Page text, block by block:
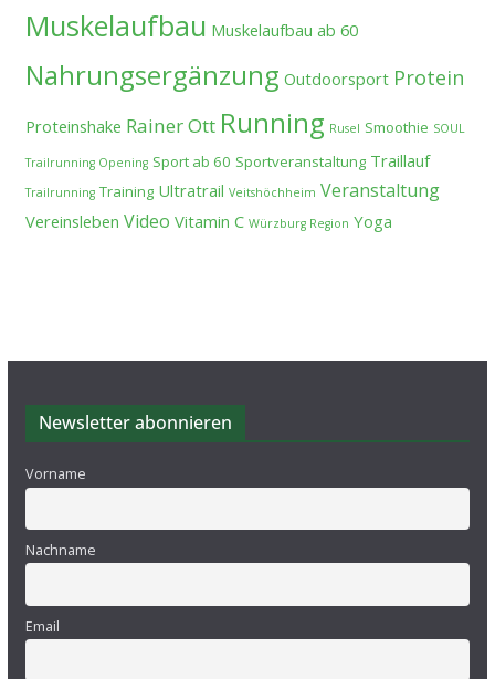
Muskelaufbau Muskelaufbau ab 60
Nahrungsergänzung Outdoorsport Protein
Proteinshake Rainer Ott Running Rusel Smoothie SOUL
Trailrunning Opening Sport ab 60 Sportveranstaltung Traillauf
Trailrunning Training Ultratrail Veitshöchheim Veranstaltung
Vereinsleben Video Vitamin C Würzburg Region Yoga
Newsletter abonnieren
Vorname
Nachname
Email